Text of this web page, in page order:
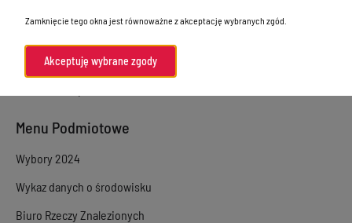
Akty prawne
Menu Podmiotowe
Wybory 2024
Wykaz danych o środowisku
Biuro Rzeczy Znalezionych
Zamknięcie tego okna jest równoważne z akceptację wybranych zgód.
Akceptuję wybrane zgody